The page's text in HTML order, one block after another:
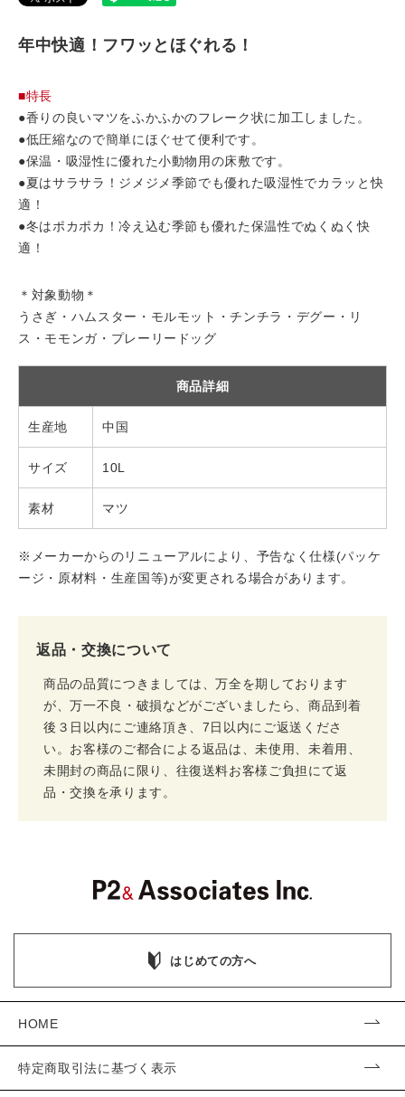
年中快適！フワッとほぐれる！
■特長
●香りの良いマツをふかふかのフレーク状に加工しました。
●低圧縮なので簡単にほぐせて便利です。
●保温・吸湿性に優れた小動物用の床敷です。
●夏はサラサラ！ジメジメ季節でも優れた吸湿性でカラッと快
適！
●冬はポカポカ！冷え込む季節も優れた保温性でぬくぬく快
適！
＊対象動物＊
うさぎ・ハムスター・モルモット・チンチラ・デグー・リ
ス・モモンガ・プレーリードッグ
商品詳細
生産地 中国
サイズ 10L
素材 マツ
※メーカーからのリニューアルにより、予告なく仕様(パッケ
ージ・原材料・生産国等)が変更される場合があります。
返品・交換について
商品の品質につきましては、万全を期しております
が、万一不良・破損などがございましたら、商品到着
後３日以内にご連絡頂き、7日以内にご返送くださ
い。お客様のご都合による返品は、未使用、未着用、
未開封の商品に限り、往復送料お客様ご負担にて返
品・交換を承ります。
はじめての方へ
HOME
特定商取引法に基づく表示